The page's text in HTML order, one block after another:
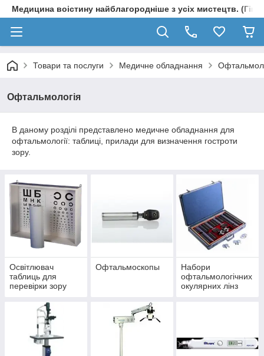
Медицина воістину найблагородніше з усіх мистецтв.
Товари та послуги Медичне обладнання
Офтальмологія
В даному розділі представлено медичне обладнання для
офтальмології: таблиці, прилади для визначення гостроти
зору.
Освітлювач
таблиць для
перевірки зору
Офтальмоскопы
Набори
офтальмологічних
окулярних лінз